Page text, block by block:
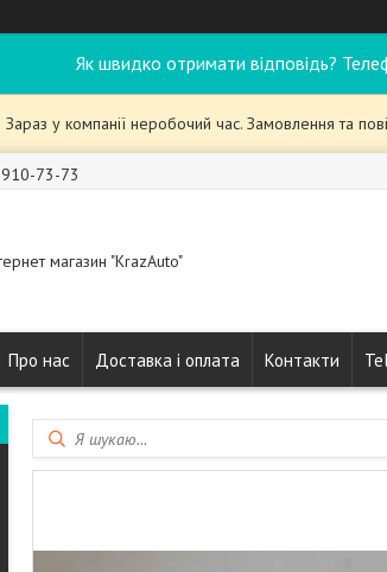
Як швидко отримати відповідь?
Зараз у компанії неробочий час. Замовлення та
73-73
магазин "KrazAuto"
Про нас Доставка і оплата Контакти